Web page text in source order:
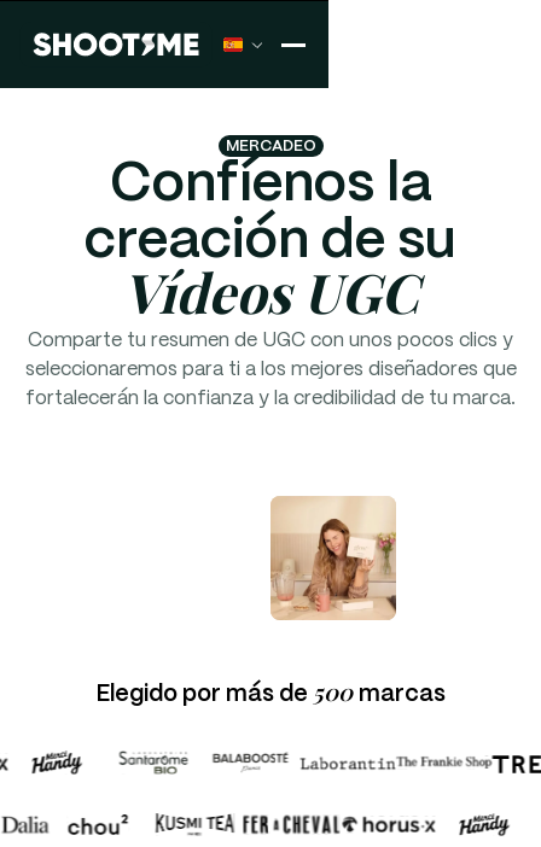
MERCADEO
Confíenos la
creación de su
Vídeos UGC
Comparte tu resumen de UGC con unos pocos clics y
seleccionaremos para ti a los mejores diseñadores que
fortalecerán la confianza y la credibilidad de tu marca.
Elegido por más de 500 marcas